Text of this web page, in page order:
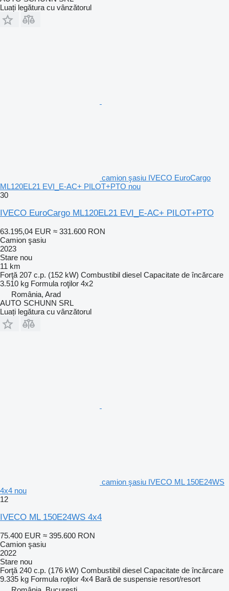
Luați legătura cu vânzătorul
camion şasiu IVECO EuroCargo
ML120EL21 EVI_E-AC+ PILOT+PTO nou
30
IVECO EuroCargo ML120EL21 EVI_E-AC+ PILOT+PTO
63.195,04 EUR ≈ 331.600 RON
Camion şasiu
2023
Stare nou
11 km
Forţă 207 c.p. (152 kW) Combustibil diesel Capacitate de încărcare
3.510 kg Formula roţilor 4x2
România, Arad
AUTO SCHUNN SRL
Luați legătura cu vânzătorul
camion şasiu IVECO ML 150E24WS
4x4 nou
12
IVECO ML 150E24WS 4x4
75.400 EUR ≈ 395.600 RON
Camion şasiu
2022
Stare nou
Forţă 240 c.p. (176 kW) Combustibil diesel Capacitate de încărcare
9.335 kg Formula roţilor 4x4 Bară de suspensie resort/resort